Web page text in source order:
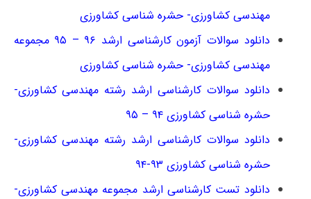
مهندسی کشاورزی- حشره شناسی کشاورزی
دانلود سوالات آزمون کارشناسی ارشد ۹۶ – ۹۵ مجموعه
مهندسی کشاورزی- حشره شناسی کشاورزی
دانلود سوالات کارشناسی ارشد رشته مهندسی کشاورزی-
حشره شناسی کشاورزی ۹۴ – ۹۵
دانلود سوالات کارشناسی ارشد رشته مهندسی کشاورزی-
حشره شناسی کشاورزی ۹۳-۹۴
دانلود تست کارشناسی ارشد مجموعه مهندسی کشاورزی-